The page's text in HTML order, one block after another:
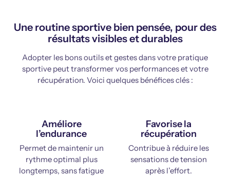
Une routine sportive bien pensée, pour des
résultats visibles et durables
Adopter les bons outils et gestes dans votre pratique
sportive peut transformer vos performances et votre
récupération. Voici quelques bénéfices clés :
Améliore
l’endurance
Permet de maintenir un
rythme optimal plus
longtemps, sans fatigue
Favorise la
récupération
Contribue à réduire les
sensations de tension
après l’effort.